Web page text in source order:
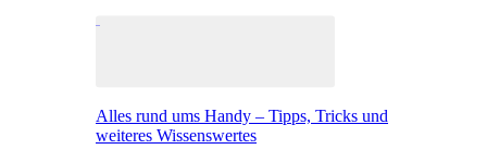
Alles rund ums Handy – Tipps, Tricks und
weiteres Wissenswertes